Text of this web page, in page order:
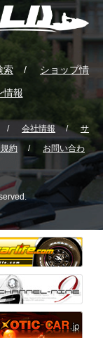
索 ショップ情
情報
会社情報
サ
約
お問い合わ